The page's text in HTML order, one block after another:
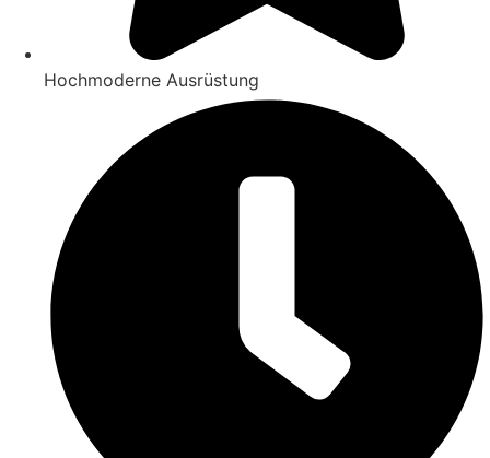
Hochmoderne Ausrüstung